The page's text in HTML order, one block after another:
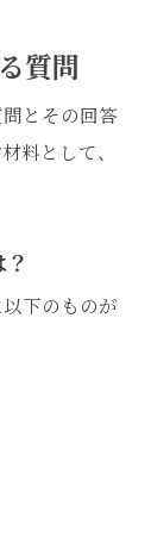
質問
とその回答
料として、
下のものが